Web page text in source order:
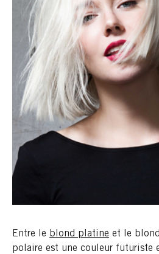
Entre le blond platine et le
polaire est une couleur futuriste